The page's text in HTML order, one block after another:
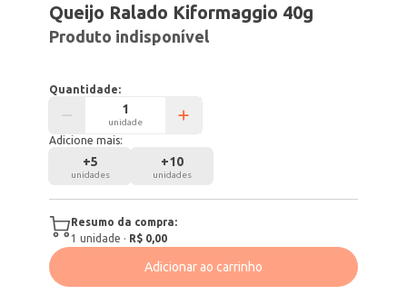
Queijo Ralado Kiformaggio 40g
Produto indisponível
Quantidade:
unidade
Adicione mais:
+5
unidades
+10
unidades
Resumo da compra:
1 unidade · R$ 0,00
Adicionar ao carrinho